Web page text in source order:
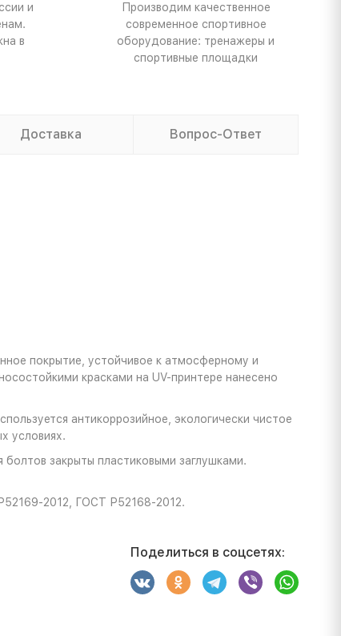
и
в
Производим качественное
современное спортивное
оборудование: тренажеры и
спортивные площадки
Доставка Вопрос-Ответ
покрытие, устойчивое к атмосферному и
красками на UV-принтере нанесено
антикоррозийное, экологически чистое
условиях.
закрыты пластиковыми заглушками.
2012, ГОСТ Р52168-2012.
Поделиться в соцсетях: